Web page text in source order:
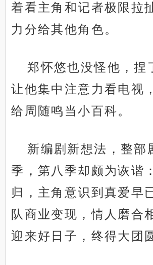
着看主角和记者极限拉
力分给其他角色。
郑怀悠也没怪他，捏
让他集中注意力看电视
给周随鸣当小百科。
新编剧新想法，整部
季，第八季却颇为诙谐
归，主角意识到真爱早
队商业变现，情人磨合
迎来好日子，终得大团